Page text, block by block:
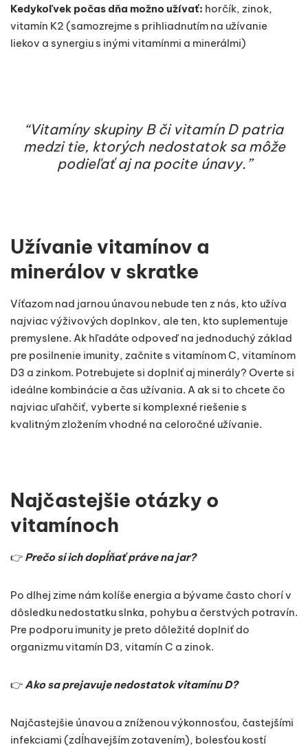
Kedykoľvek počas dňa možno užívať: horčík, zinok,
vitamín K2 (samozrejme s prihliadnutím na užívanie
liekov a synergiu s inými vitamínmi a minerálmi)
“Vitamíny skupiny B či vitamín D patria
medzi tie, ktorých nedostatok sa môže
podieľať aj na pocite únavy.”
Užívanie vitamínov a
minerálov v skratke
Víťazom nad jarnou únavou nebude ten z nás, kto užíva
najviac výživových doplnkov, ale ten, kto suplementuje
premyslene. Ak hľadáte odpoveď na jednoduchý základ
pre posilnenie imunity, začnite s vitamínom C, vitamínom
D3 a zinkom. Potrebujete si doplniť aj minerály? Overte si
ideálne kombinácie a čas užívania. A ak si to chcete čo
najviac uľahčiť, vyberte si komplexné riešenie s
kvalitným zložením vhodné na celoročné užívanie.
Najčastejšie otázky o
vitamínoch
👉 Prečo si ich dopĺňať práve na jar?
Po dlhej zime nám kolíše energia a bývame často chorí v
dôsledku nedostatku slnka, pohybu a čerstvých potravín.
Pre podporu imunity je preto dôležité doplniť do
organizmu vitamín D3, vitamín C a zinok.
👉 Ako sa prejavuje nedostatok vitamínu D?
Najčastejšie únavou a zníženou výkonnosťou, častejšími
infekciami (zdĺhavejším zotavením), bolesťou kostí